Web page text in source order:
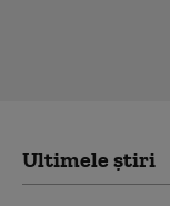
Ultimele știri